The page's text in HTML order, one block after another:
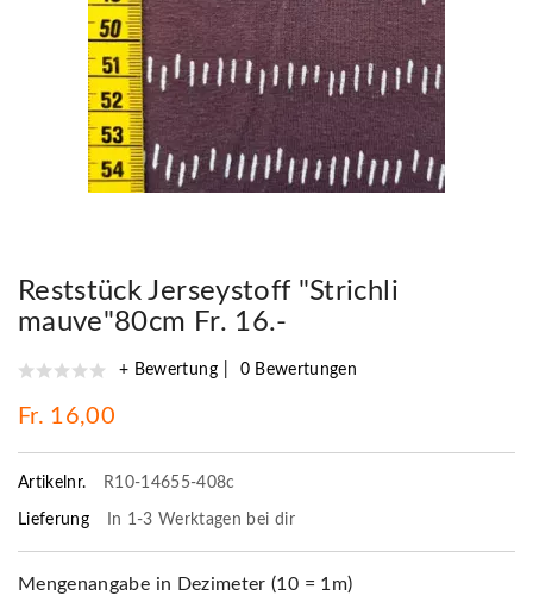
Reststück Jerseystoff "Strichli
mauve"80cm Fr. 16.-
+ Bewertung 0 Bewertungen
Fr. 16,00
Artikelnr. R10-14655-408c
Lieferung In 1-3 Werktagen bei dir
Mengenangabe in Dezimeter (10 = 1m)